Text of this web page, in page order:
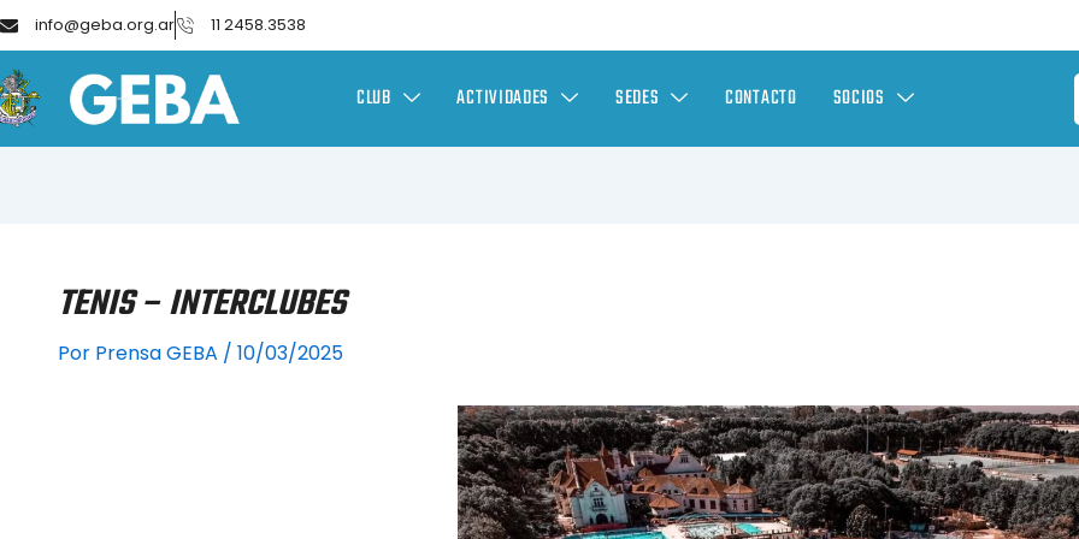
info@geba.org.ar 11 2458.3538
CLUB ACTIVIDADES SEDES CONTACTO SOCIOS
TENIS – INTERCLUBES
Por Prensa GEBA / 10/03/2025